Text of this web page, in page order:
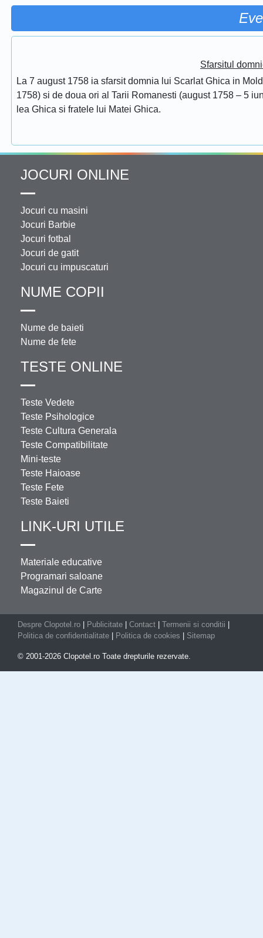
Sfarsitul
La 7 august 1758 ia sfarsit domnia lui Scarlat Ghica in
1758) si de doua ori al Tarii Romanesti (august 1758 – 5
lea Ghica si fratele lui Matei Ghica.
JOCURI ONLINE
Jocuri cu masini
Jocuri Barbie
Jocuri fotbal
Jocuri de gatit
Jocuri cu impuscaturi
NUME COPII
Nume de baieti
Nume de fete
TESTE ONLINE
Teste Vedete
Teste Psihologice
Teste Cultura Generala
Teste Compatibilitate
Mini-teste
Teste Haioase
Teste Fete
Teste Baieti
LINK-URI UTILE
Materiale educative
Programari saloane
Magazinul de Carte
Despre Clopotel.ro Publicitate Contact Termenii si conditii
Politica de confidentialitate
Politica de cookies Sitemap
© 2001-2026 Clopotel.ro Toate drepturile rezervate.